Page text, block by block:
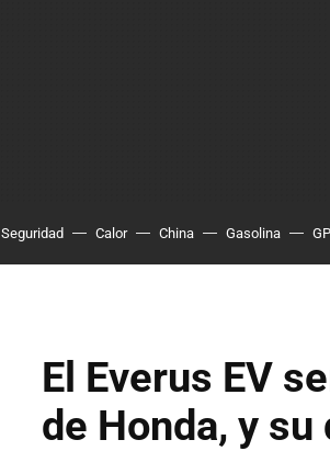
Seguridad Calor China Gasolina
El Everus EV
de Honda, y